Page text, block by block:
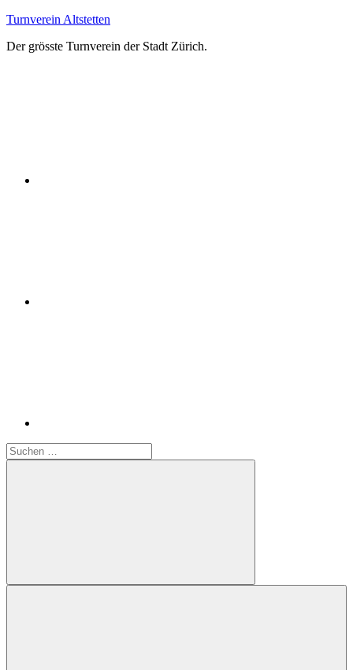
Zum
springen
Turnverein Altstetten
Der grösste Turnverein der Stadt Zürich.
Suchen
nach:
Suchen